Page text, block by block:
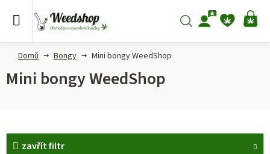
Hledat
Domů Bongy Mini bongy WeedShop
Mini bongy WeedShop
zavřít filtr
V